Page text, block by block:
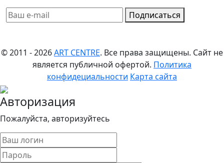
Подписаться
© 2011 - 2026ART CENTRE. Все права защищены. Сайт не
является публичной офертой. Политика
конфидециальности Карта сайта
Авторизация
Пожалуйста, авторизуйтесь